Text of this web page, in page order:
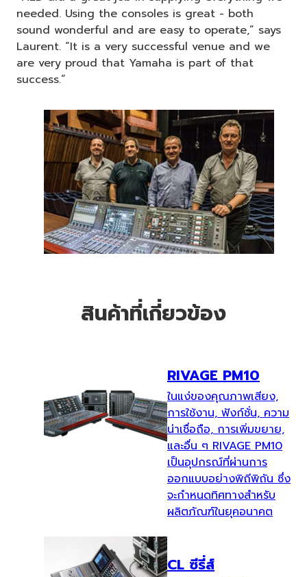
needed. Using the consoles is great - both
sound wonderful and are easy to operate,” says
Laurent. “It is a very successful venue and we
are very proud that Yamaha is part of that
success.”
สินค้าที่เกี่ยวข้อง
RIVAGE PM10
ในแง่ของคุณภาพเสียง,
การใช้งาน, ฟังก์ชั่น, ความ
น่าเชื่อถือ, การเพิ่มขยาย,
และอื่น ๆ RIVAGE PM10
เป็นอุปกรณ์ที่ผ่านการ
ออกแบบอย่างพิถีพิถัน ซึ่ง
จะกำหนดทิศทางสำหรับ
ผลิตภัณฑ์ในยุคอนาคต
CL ซีรี่ส์